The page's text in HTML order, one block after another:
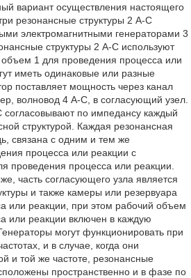
вариант осуществления настоящего
резонансные структуры 2 A-C
электромагнитными генераторами 3
структуры 2 A-C используют
1 для проведения процесса или
иметь одинаковые или разные
поставляет мощность через канал
волновод 4 A-C, в согласующий узел.
по импедансу каждый
структурой. Каждая резонансная
связана с одним и тем же
процесса или реакции с
проведения процесса или реакции.
часть согласующего узла является
и также камеры или резервуара
или реакции, при этом рабочий объем
или реакции включен в каждую
могут функционировать при
и в случае, когда они
и той же частоте, резонансные
пространственно и в фазе по